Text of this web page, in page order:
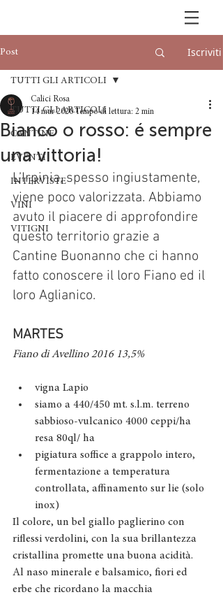
Post Iscriviti
TUTTI GLI ARTICOLI
CANTINE
EVENTI
INTERVISTE
VINI
VITIGNI
TUTTI GLI ARTICOLI
Bianco o rosso: é sempre
una vittoria!
Calici Rosa
14 mar 2020 Tempo di lettura: 2 min
L’Irpinia, spesso ingiustamente,
viene poco valorizzata. Abbiamo
avuto il piacere di approfondire
questo territorio grazie a
Cantine Buonanno che ci hanno
fatto conoscere il loro Fiano ed il
loro Aglianico.
MARTES
Fiano di Avellino 2016 13,5%
vigna Lapio
siamo a 440/450 mt. s.l.m. terreno
sabbioso-vulcanico 4000 ceppi/ha
resa 80ql/ ha
pigiatura soffice a grappolo intero,
fermentazione a temperatura
controllata, affinamento sur lie (solo
inox)
Il colore, un bel giallo paglierino con
riflessi verdolini, con la sua brillantezza
cristallina promette una buona acidità.
Al naso minerale e balsamico, fiori ed
erbe che ricordano la macchia